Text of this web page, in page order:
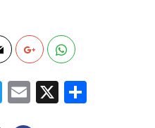
Twitter
Email
X